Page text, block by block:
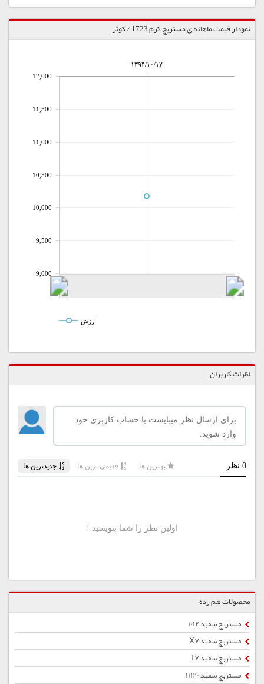
نمودار قیمت ماهانه ی مستربچ کرم 1723 / کوثر
۱۳۹۴/۱۰/۱۷
9,000
9,500
10,000
10,500
11,000
11,500
12,000
ارزش
نظرات کاربران
محصولات هم رده
مستربچ سفید 1012
مستربچ سفید X7
مستربچ سفید T7
مستربچ سفید 11120